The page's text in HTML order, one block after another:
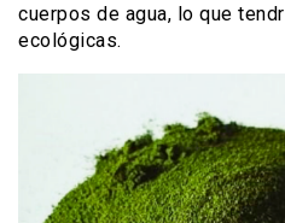
cuerpos de agua, lo que
ecológicas.